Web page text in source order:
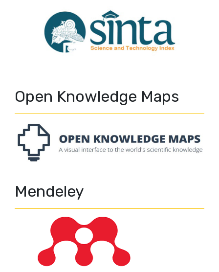
Open Knowledge Maps
Mendeley